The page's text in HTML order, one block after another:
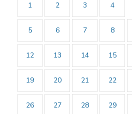
1
2 3 4
5 6 7 8
12 13 14 15
19 20 21 22
26 27 28 29